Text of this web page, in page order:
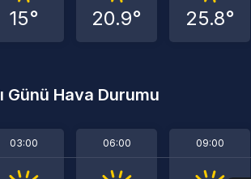
15° 20.9° 25.8°
Günü Hava Durumu
03:00 06:00 09:00